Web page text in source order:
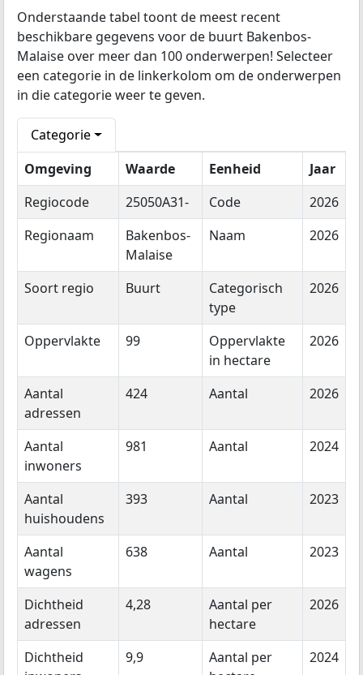
Onderstaande tabel toont de meest recent
beschikbare gegevens voor de buurt Bakenbos-
Malaise over meer dan 100 onderwerpen! Selecteer
een categorie in de linkerkolom om de onderwerpen
in die categorie weer te geven.
Categorie
Omgeving
Waarde Eenheid
Jaar
Regiocode
25050A31- Code
2026
Regionaam
Bakenbos-
Malaise
Naam 2026
Soort regio Buurt
Categorisch
type
2026
Oppervlakte 99
Oppervlakte
in hectare
2026
Aantal
adressen
424 Aantal 2026
Aantal
inwoners
981 Aantal 2024
Aantal
huishoudens
393 Aantal 2023
Aantal
wagens
638 Aantal 2023
Dichtheid
adressen
4,28
Aantal per
hectare
2026
Dichtheid
9,9
Aantal per
2024